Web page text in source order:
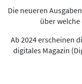
Die neueren
über welche
Ab 2024 erscheinen
digitales Magazin